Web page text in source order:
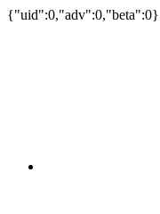
{"uid":0,"adv":0,"beta":0}